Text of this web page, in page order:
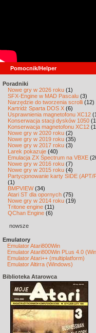
Pomocnik/Helper
Poradniki
Nowe gry w 2026 roku (1)
SFX-Engine w MAD Pascalu (3)
Narzędzie do tworzenia scrolli (12)
Kartridż Sparta DOS X (6)
Usprawnienia magnetofonu XC12
Konserwacja stacji dysków 1050
Konserwacja magnetofonu XC12
Nowe gry w 2020 roku (2)
Nowe gry w 2019 roku (35)
Nowe gry w 2017 roku (3)
Larek pokazuje (40)
Emulacja ZX Spectrum na VBXE
Nowe gry w 2016 roku (7)
Nowe gry w 2015 roku (4)
Partycjonowanie karty SIDE (APT/
(1)
BMPVIEW(34)
Atari ST dla opornych (75)
Nowe gry w 2014 roku (19)
Tritone engine (11)
QChan Engine (6)
nowsze
Emulatory
Emulator Atari800Win
Emulator Atari800Win PLus 4.0
Emulator Atari++ (multiplatform)
Emulator Altirra (Windows)
Biblioteka Atarowca